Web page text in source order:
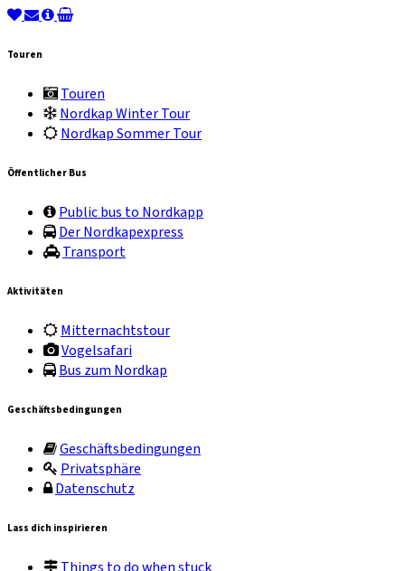
Touren
Touren
Nordkap Winter Tour
Nordkap Sommer Tour
Öffentlicher Bus
Public bus to Nordkapp
Der Nordkapexpress
Transport
Aktivitäten
Mitternachtstour
Vogelsafari
Bus zum Nordkap
Geschäftsbedingungen
Geschäftsbedingungen
Privatsphäre
Datenschutz
Lass dich inspirieren